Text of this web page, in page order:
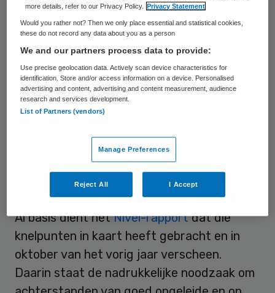
Toch vraag ik even tijd. Uw kostbare tijd.
Tijd voor hetAO arbeidsmarktbeleid zorg
dat donderdag in de Tweede Kamer
plaatsvindt. Twee agendapunten springen
er voor GGD GHOR Nederland uit: naast het
arbeidsmarktbeleid in de zorg ook de positie
de aanloop naar het debat als één.
Nadrukkelijke noodzaak
Al basis dient hetNivel-rapportdat die
knelpunten in kaart heeft gebracht en in
oktober van het vorig jaar verscheen.
Daarin staat de nadrukkelijke noodzaak om
more details, refer to our Privacy Policy.
Privacy Statement
Would you rather not? Then we only place essential and statistical cookies,
these do not record any data about you as a person
We and our partners process data to provide:
Use precise geolocation data. Actively scan device characteristics for
identification. Store and/or access information on a device. Personalised
advertising and content, advertising and content measurement, audience
research and services development.
List of Partners (vendors)
Manage Preferences
Reject All I Accept